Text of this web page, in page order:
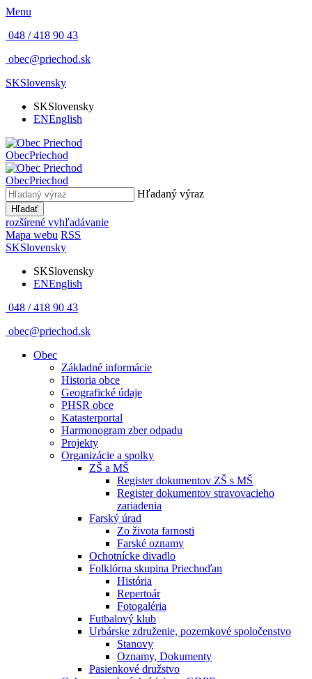
Menu
048 / 418 90 43
obec@priechod.sk
SKSlovensky
SKSlovensky
ENEnglish
ObecPriechod
ObecPriechod
Hľadaný výraz
Hľadať
rozšírené vyhľadávanie
Mapa webu RSS
SKSlovensky
SKSlovensky
ENEnglish
048 / 418 90 43
obec@priechod.sk
Obec
Základné informácie
Historia obce
Geografické údaje
PHSR obce
Katasterportal
Harmonogram zber odpadu
Projekty
Organizácie a spolky
ZŠ a MŠ
Register dokumentov ZŠ s MŠ
Register dokumentov stravovacieho
zariadenia
Farský úrad
Zo života farnosti
Farské oznamy
Ochotnícke divadlo
Folklórna skupina Priechoďan
História
Repertoár
Fotogaléria
Futbalový klub
Urbárske združenie, pozemkové spoločenstvo
Stanovy
Oznamy, Dokumenty
Pasienkové družstvo